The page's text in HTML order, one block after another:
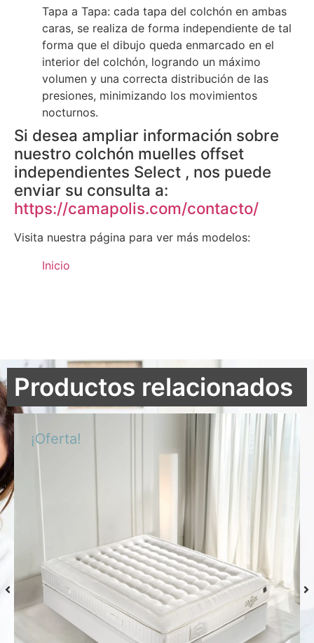
Tapa a Tapa: cada tapa del colchón en ambas
caras, se realiza de forma independiente de tal
forma que el dibujo queda enmarcado en el
interior del colchón, logrando un máximo
volumen y una correcta distribución de las
presiones, minimizando los movimientos
nocturnos.
Si desea ampliar información sobre
nuestro colchón muelles offset
independientes Select , nos puede
enviar su consulta a:
https://camapolis.com/contacto/
Visita nuestra página para ver más modelos:
Inicio
Productos relacionados
¡Oferta!
Colchón S-Grafeno Hannes
Desde 769,00 €